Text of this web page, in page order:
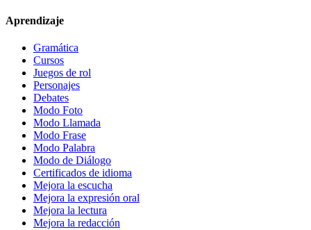
Aprendizaje
Gramática
Cursos
Juegos de rol
Personajes
Debates
Modo Foto
Modo Llamada
Modo Frase
Modo Palabra
Modo de Diálogo
Certificados de idioma
Mejora la escucha
Mejora la expresión oral
Mejora la lectura
Mejora la redacción